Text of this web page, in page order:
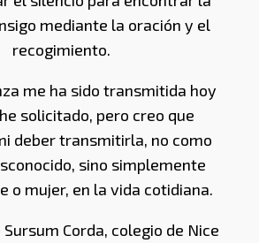
mediante la oración y el
recogimiento.
me ha sido transmitida hoy
solicitado, pero creo que
deber transmitirla, no como
sino simplemente
o mujer, en la vida cotidiana.
Sursum Corda, colegio de Nice